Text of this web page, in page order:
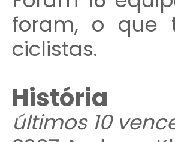
foram, o que
ciclistas.
História
últimos 10